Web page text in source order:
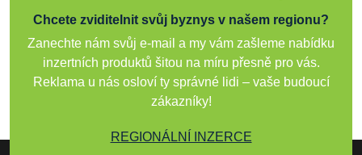
Chcete zviditelnit svůj byznys v našem regionu?
Zanechte nám svůj e-mail a my vám zašleme nabídku
inzertních produktů šitou na míru přesně pro vás.
Reklama u nás osloví ty správné lidi – vaše budoucí
zákazníky!
REGIONÁLNÍ INZERCE